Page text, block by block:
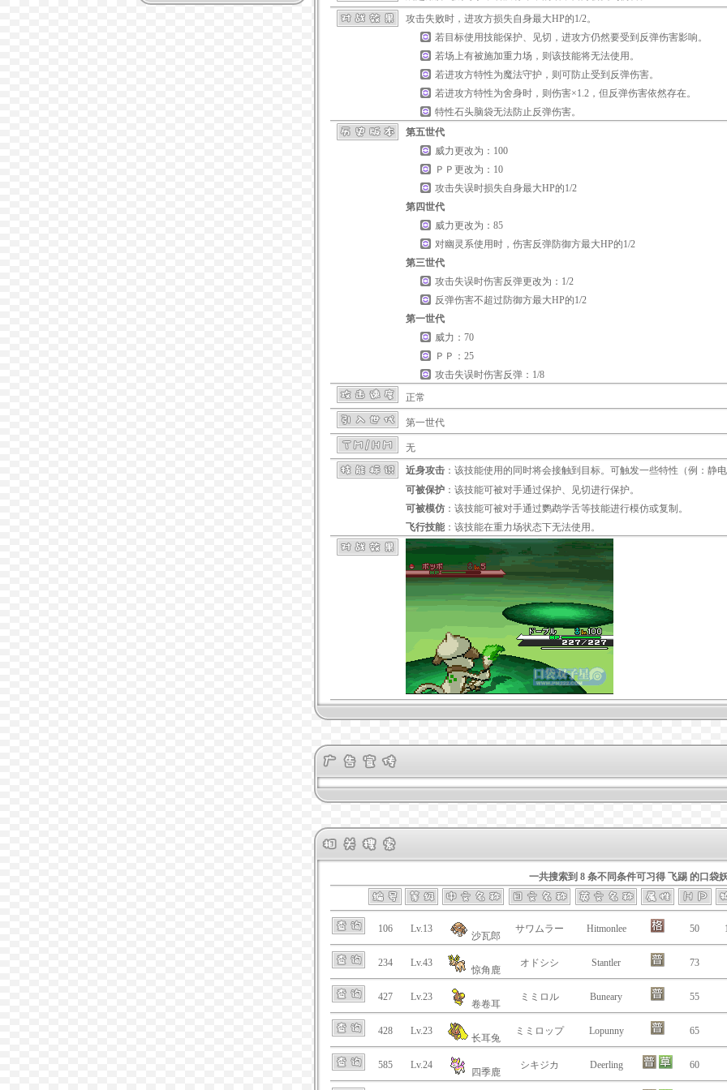
攻击失败时，进攻方损失自身最大HP的1/2。
若目标使用技能保护、 见切 ，进攻方仍然要受到反弹伤害影响。
若场上有被施加重力场 ，则该技能将无法使用。
若进攻方特性为魔法守护 ，则可防止受到反弹伤害。
若进攻方特性为舍身时，则伤害×1.2，但反弹伤害依然存在。
特性石头脑袋无法防止反弹伤害。
第五世代
威力更改为：100
ＰＰ更改为：10
攻击失误时损失自身最大HP的1/2
第四世代
威力更改为：85
对幽灵系使用时，伤害反弹防御方最大HP的1/2
第三世代
攻击失误时伤害反弹更改为：1/2
反弹伤害不超过防御方最大HP的1/2
第一世代
威力：70
ＰＰ：25
攻击失误时伤害反弹：1/8
正常
第一世代
无
近身攻击 ：该技能使用的同时将会接触到目标。可触发一些特性（例： 静电
可被保护 ：该技能可被对手通过保护、 见切进行保护。
可被模仿 ：该技能可被对手通过鹦鹉学舌等技能进行模仿或复制。
飞行技能 ：该技能在重力场状态下无法使用。
一共搜索到 8 条不同条件可习得 飞踢 的口袋
106 Lv.13
沙瓦郎
サワムラー Hitmonlee 50
234 Lv.43
惊角鹿
オドシシ Stantler 73
427 Lv.23
卷卷耳
ミミロル Buneary 55
428 Lv.23
长耳兔
ミミロップ Lopunny 65
585 Lv.24
四季鹿
シキジカ Deerling 60